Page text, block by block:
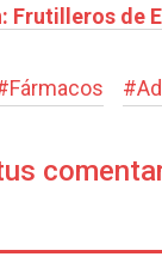
Frutilleros de
Fármacos #